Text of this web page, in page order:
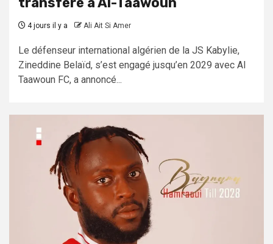
4 jours il y a Ali Ait Si Amer
Le défenseur international algérien de la JS Kabylie,
Zineddine Belaïd, s’est engagé jusqu’en 2029 avec Al
Taawoun FC, a annoncé...